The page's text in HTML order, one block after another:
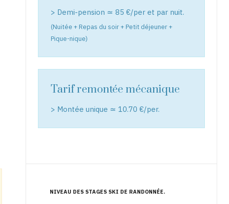
> Demi-pension ≃ 85 €/per et par nuit.
(Nuitée + Repas du soir + Petit déjeuner +
Pique-nique)
Tarif remontée mécanique
> Montée unique ≃ 10.70 €/per.
NIVEAU DES STAGES SKI DE RANDONNÉE